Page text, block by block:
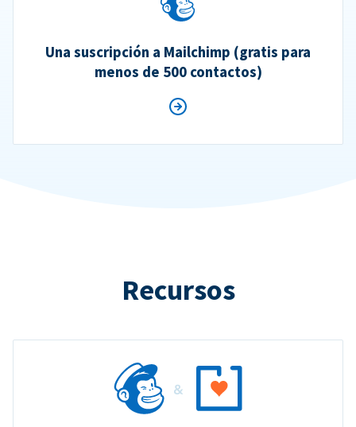
Una suscripción a Mailchimp (gratis para
menos de 500 contactos)
Recursos